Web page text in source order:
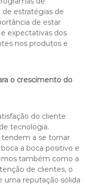
de estratégias de
de estar
expectativas dos
nos produtos e
o crescimento do
do cliente
tecnologia.
a se tornar
a boca positivo e
também como a
de clientes, o
uma reputação sólida